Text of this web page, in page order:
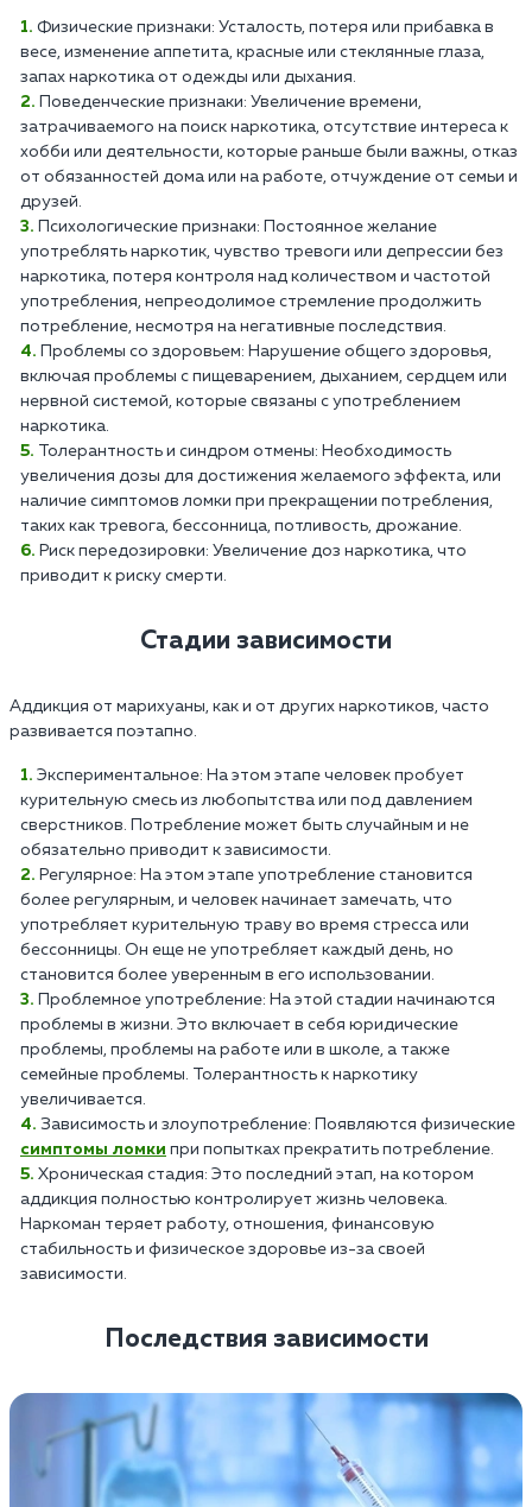
Физические признаки: Усталость, потеря или прибавка в
весе, изменение аппетита, красные или стеклянные глаза,
запах наркотика от одежды или дыхания.
Поведенческие признаки: Увеличение времени,
затрачиваемого на поиск наркотика, отсутствие интереса к
хобби или деятельности, которые раньше были важны, отказ
от обязанностей дома или на работе, отчуждение от семьи и
друзей.
Психологические признаки: Постоянное желание
употреблять наркотик, чувство тревоги или депрессии без
наркотика, потеря контроля над количеством и частотой
употребления, непреодолимое стремление продолжить
потребление, несмотря на негативные последствия.
Проблемы со здоровьем: Нарушение общего здоровья,
включая проблемы с пищеварением, дыханием, сердцем или
нервной системой, которые связаны с употреблением
наркотика.
Толерантность и синдром отмены: Необходимость
увеличения дозы для достижения желаемого эффекта, или
наличие симптомов ломки при прекращении потребления,
таких как тревога, бессонница, потливость, дрожание.
Риск передозировки: Увеличение доз наркотика, что
приводит к риску смерти.
Стадии зависимости
Аддикция от марихуаны, как и от других наркотиков, часто
развивается поэтапно.
Экспериментальное: На этом этапе человек пробует
курительную смесь из любопытства или под давлением
сверстников. Потребление может быть случайным и не
обязательно приводит к зависимости.
Регулярное: На этом этапе употребление становится
более регулярным, и человек начинает замечать, что
употребляет курительную траву во время стресса или
бессонницы. Он еще не употребляет каждый день, но
становится более уверенным в его использовании.
Проблемное употребление: На этой стадии начинаются
проблемы в жизни. Это включает в себя юридические
проблемы, проблемы на работе или в школе, а также
семейные проблемы. Толерантность к наркотику
увеличивается.
Зависимость и злоупотребление: Появляются физические
симптомы ломки при попытках прекратить потребление.
Хроническая стадия: Это последний этап, на котором
аддикция полностью контролирует жизнь человека.
Наркоман теряет работу, отношения, финансовую
стабильность и физическое здоровье из-за своей
зависимости.
Последствия зависимости